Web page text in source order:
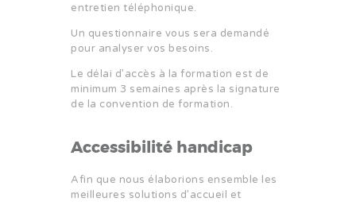
entretien téléphonique.
Un questionnaire vous sera demandé
pour analyser vos besoins.
Le délai d’accès à la formation est de
minimum 3 semaines après la signature
de la convention de formation.
Accessibilité handicap
Afin que nous élaborions ensemble les
meilleures solutions d’accueil et